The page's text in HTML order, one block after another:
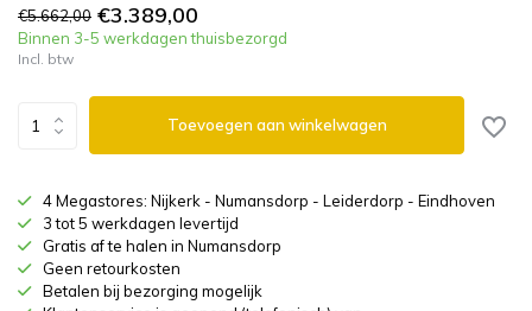
€5.662,00 €3.389,00
Binnen 3-5 werkdagen thuisbezorgd
Incl. btw
Toevoegen aan winkelwagen
4 Megastores: Nijkerk - Numansdorp - Leiderdorp - Eindhoven
3 tot 5 werkdagen levertijd
Gratis af te halen in Numansdorp
Geen retourkosten
Betalen bij bezorging mogelijk